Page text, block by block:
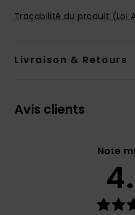
Traçabilité du produit (Loi
Livraison & Retours
Avis clients
Note